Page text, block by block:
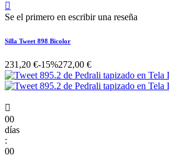

Se el primero en escribir una reseña
Silla Tweet 898 Bicolor
231,20 €-15%272,00 €

00
días
:
00